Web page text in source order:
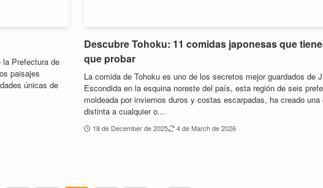
la Prefectura de
paisajes
únicas de
Descubre Tohoku: 11 comidas japonesas que
que probar
La comida de Tohoku es uno de los secretos mejor guardados de
Escondida en la esquina noreste del país, esta región de seis
moldeada por inviernos duros y costas escarpadas, ha creado una
distinta a cualquier o...
18 de December de 2025 4 de March de 2026